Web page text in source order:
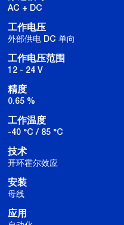
AC + DC
工作电压
外部供电 DC 单向
工作电压范围
12 - 24 V
精度
0.65 %
工作温度
-40 °C / 85 °C
技术
开环霍尔效应
安装
母线
应用